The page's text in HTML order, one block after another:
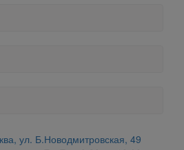
ул. Б.Новодмитровская, 49